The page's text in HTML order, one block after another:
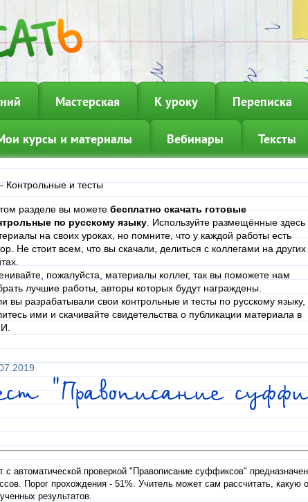
Мастерская К уроку Переписка
курсы и материалы Вебинары Тексты
Контрольные и тесты
разделе вы можетебесплатно скачать готовые
по русскому языку. Используйте размещённые здесь
на своих уроках, но помните, что у каждой работы есть
Не стоит всем, что вы скачали, делиться с коллегами на других
пожалуйста, материалы коллег, так вы поможете нам
лучшие работы, авторы которых будут награждены.
вы разрабатывали свои контрольные и тесты по русскому языку,
ими и скачивайте свидетельства о публикации материала в
"Правописание
с автоматической проверкой "Правописание суффиксов"
Порог прохождения - 51%. Учитель может сам рассчитать, какую
результатов.